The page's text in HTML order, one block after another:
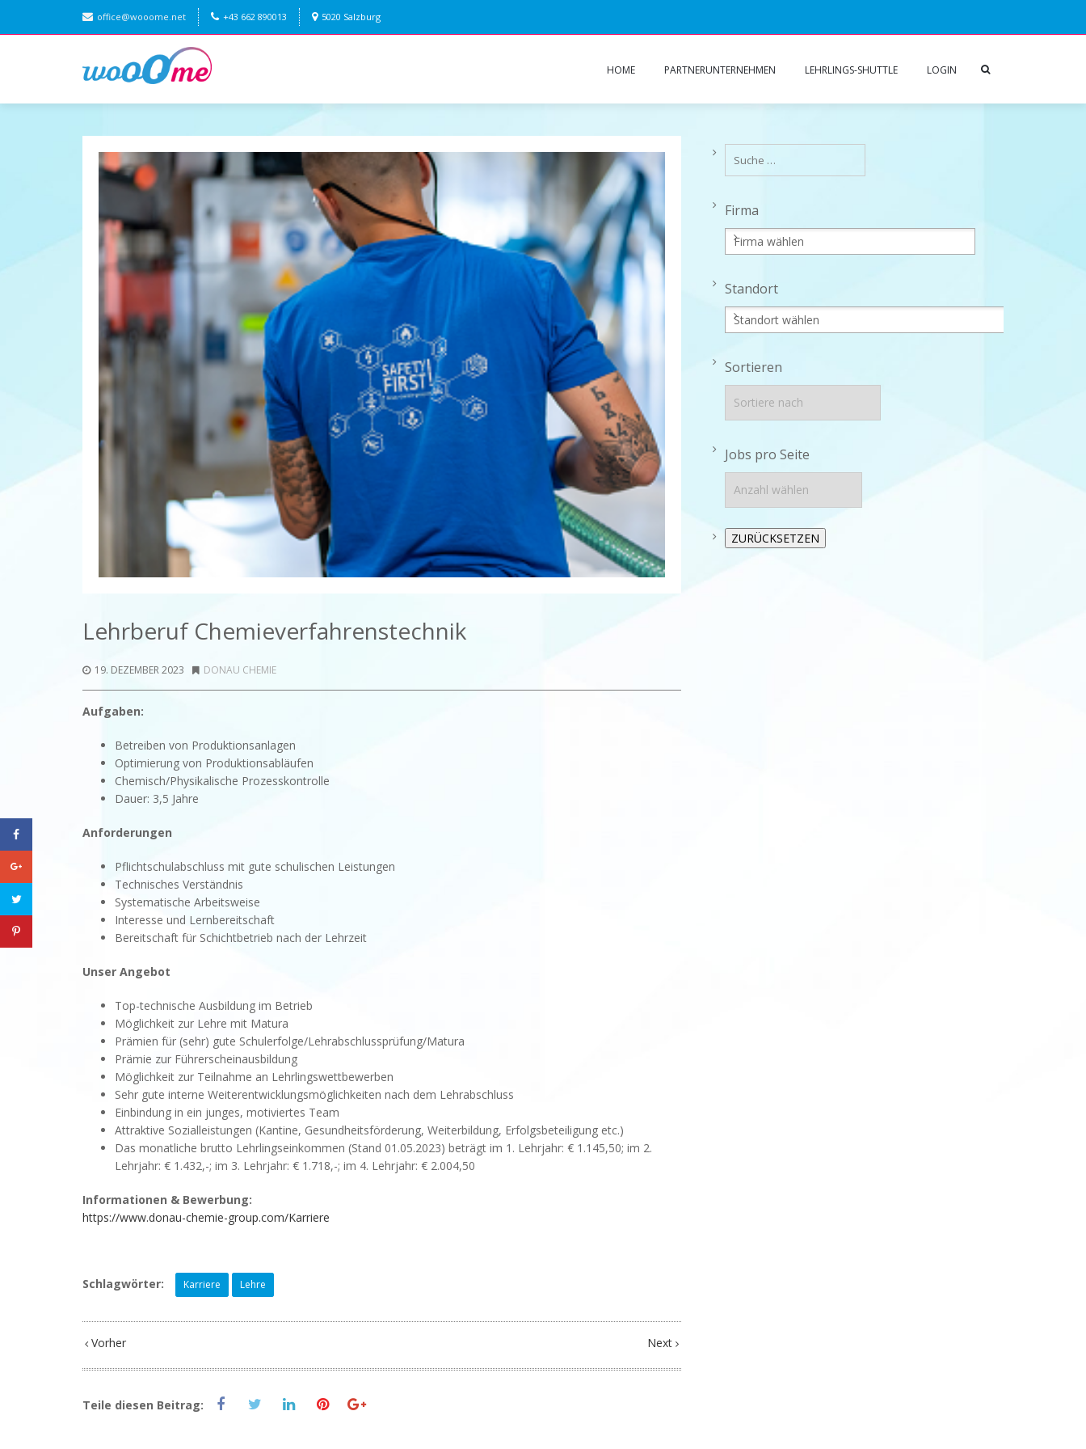
office@wooome.net +43 662 890013 5020 Salzburg
HOME PARTNERUNTERNEHMEN LEHRLINGS-SHUTTLE LOGIN
Lehrberuf Chemieverfahrenstechnik
19. DEZEMBER 2023 DONAU CHEMIE
Aufgaben:
Betreiben von Produktionsanlagen
Optimierung von Produktionsabläufen
Chemisch/Physikalische Prozesskontrolle
Dauer: 3,5 Jahre
Anforderungen
Pflichtschulabschluss mit gute schulischen Leistungen
Technisches Verständnis
Systematische Arbeitsweise
Interesse und Lernbereitschaft
Bereitschaft für Schichtbetrieb nach der Lehrzeit
Unser Angebot
Top-technische Ausbildung im Betrieb
Möglichkeit zur Lehre mit Matura
Prämien für (sehr) gute Schulerfolge/Lehrabschlussprüfung/Matura
Prämie zur Führerscheinausbildung
Möglichkeit zur Teilnahme an Lehrlingswettbewerben
Sehr gute interne Weiterentwicklungsmöglichkeiten nach dem Lehrabschluss
Einbindung in ein junges, motiviertes Team
Attraktive Sozialleistungen (Kantine, Gesundheitsförderung, Weiterbildung, Erfolgsbeteiligung etc.)
Das monatliche brutto Lehrlingseinkommen (Stand 01.05.2023) beträgt im 1. Lehrjahr: € 1.145,50; im 2.
Lehrjahr: € 1.432,-; im 3. Lehrjahr: € 1.718,-; im 4. Lehrjahr: € 2.004,50
Informationen & Bewerbung:
https://www.donau-chemie-group.com/Karriere
Schlagwörter: Karriere Lehre
Vorher Next
Teile diesen Beitrag:
Firma
Standort
Sortieren
Jobs pro Seite